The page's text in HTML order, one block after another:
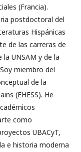
(Francia).
postdoctoral del
Hispánicas
de las carreras de
UNSAM y de la
miembro del
de la
(EHESS). He
como
UBACyT,
e historia moderna